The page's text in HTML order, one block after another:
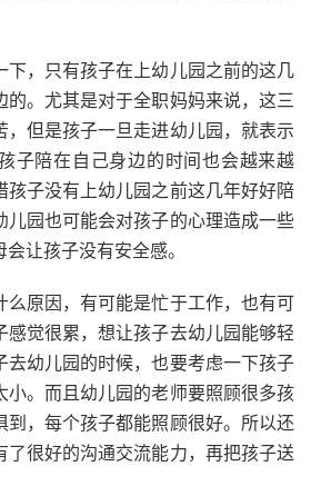
下，只有孩子在上幼儿园之前的这几
的。尤其是对于全职妈妈来说，这三
，但是孩子一旦走进幼儿园，就表示
子陪在自己身边的时间也会越来越
孩子没有上幼儿园之前这几年好好陪
儿园也可能会对孩子的心理造成一些
让孩子没有安全感。
么原因，有可能是忙于工作，也有可
感觉很累，想让孩子去幼儿园能够轻
去幼儿园的时候，也要考虑一下孩子
小。而且幼儿园的老师要照顾很多孩
到，每个孩子都能照顾很好。所以还
了很好的沟通交流能力，再把孩子送